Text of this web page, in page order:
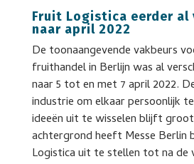
Fruit Logistica eerder
naar april 2022
De toonaangevende vakbeurs
fruithandel in Berlijn was al
naar 5 tot en met 7 april 2022.
industrie om elkaar persoonlijk
ideeën uit te wisselen blijft
achtergrond heeft Messe Berlin
Logistica uit te stellen tot na de